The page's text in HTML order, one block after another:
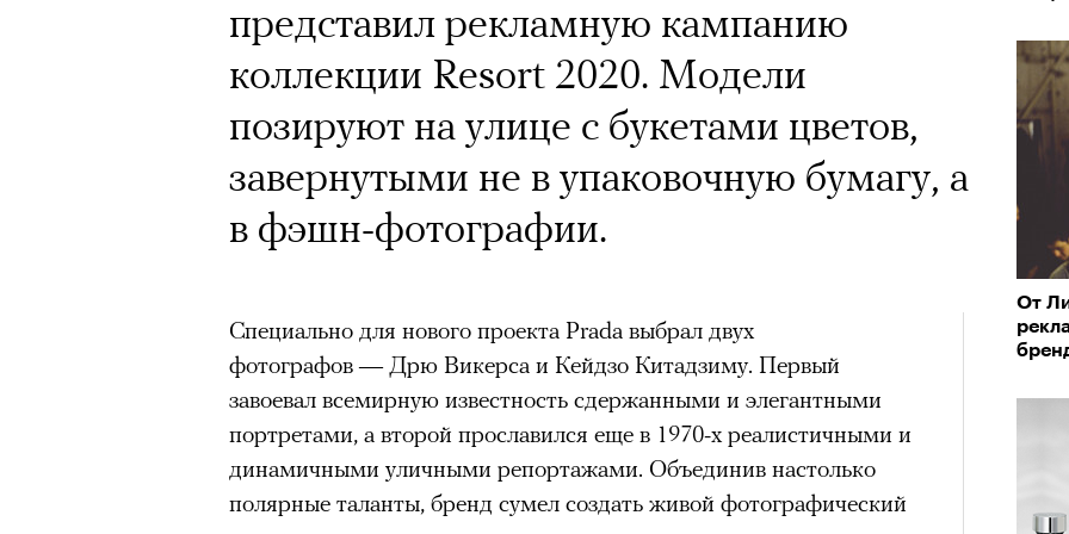
От
представил рекламную кампанию
коллекции Resort 2020. Модели
позируют на улице с букетами цветов,
завернутыми не в упаковочную бумагу, а
в фэшн-фотографии.
Специально для нового проекта Prada выбрал двух
фотографов — Дрю Викерса и Кейдзо Китадзиму. Первый
завоевал всемирную известность сдержанными и элегантными
портретами, а второй прославился еще в 1970-х реалистичными и
динамичными уличными репортажами. Объединив настолько
полярные таланты, бренд сумел создать живой фотографический
горы становится последним, а другие
готовы снова рисковать жизнью?
Психологи и альпинисты объясняют, как
высота меняет человека и почему к ней
тянет с новой силой
Подписывайтесь на телеграм-канал «РБК Стиль»
первых показах на остросоциальные
темы
Зеленые глаза» Фанни Лиатар и Жереми Труиля
«Бумажный тигр» Джеймса Грэя
Ретроспектива «Красное и черное: голливудские левые и черный